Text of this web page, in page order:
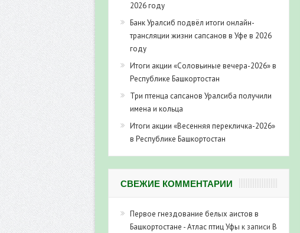
2026 году
Банк Уралсиб подвёл итоги онлайн-
трансляции жизни сапсанов в Уфе в 2026
году
Итоги акции «Соловьиные вечера-2026» в
Республике Башкортостан
Три птенца сапсанов Уралсиба получили
имена и кольца
Итоги акции «Весенняя перекличка-2026»
в Республике Башкортостан
СВЕЖИЕ КОММЕНТАРИИ
Первое гнездование белых аистов в
Башкортостане - Атлас птиц Уфы к записи В